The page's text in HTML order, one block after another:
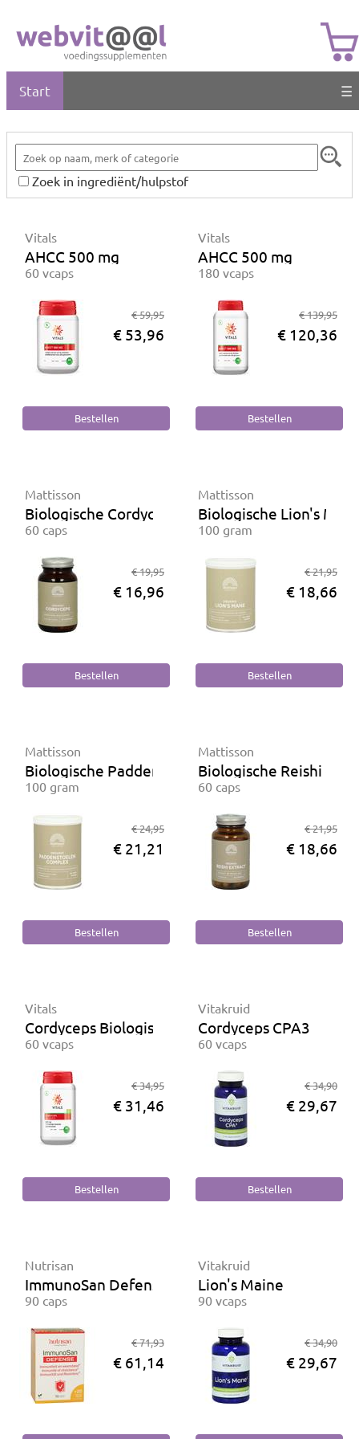
Start ☰
Zoek in ingrediënt/hulpstof
Vitals
AHCC 500 mg
60 vcaps
€ 59,95
€ 53,96
Vitals
AHCC 500 mg
180 vcaps
€ 139,95
€ 120,36
Mattisson
Biologische Cordyceps
60 caps
€ 19,95
€ 16,96
Mattisson
Biologische Lion's
100 gram
€ 21,95
€ 18,66
Mattisson
Biologische Paddenstoelen complex
100 gram
€ 24,95
€ 21,21
Mattisson
Biologische Reishi
60 caps
€ 21,95
€ 18,66
Vitals
Cordyceps Biologisch
60 vcaps
€ 34,95
€ 31,46
Vitakruid
Cordyceps CPA3
60 vcaps
€ 34,90
€ 29,67
Nutrisan
ImmunoSan Defense
90 caps
€ 71,93
€ 61,14
Vitakruid
Lion's Maine
90 vcaps
€ 34,90
€ 29,67